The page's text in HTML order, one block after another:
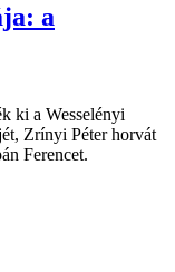
a
ki a Wesselényi
Zrínyi Péter horvát
Ferencet.